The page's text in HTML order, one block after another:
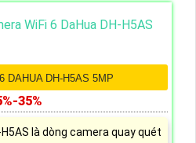
DAHUA DH-H5AS 5MP
35%
H5AS là dòng camera quay quét